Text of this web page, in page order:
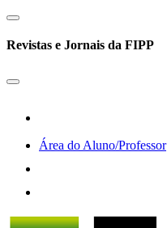
Revistas e Jornais da FIPP
Área do Aluno/Professor